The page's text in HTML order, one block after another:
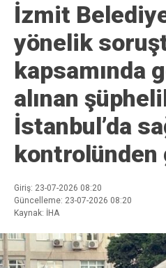
İzmit
yönelik
kapsamında
alınan
İstanbul’da
Giriş: 23-07-2026 08:20
Güncelleme: 23-07-2026 08:20
Kaynak: İHA